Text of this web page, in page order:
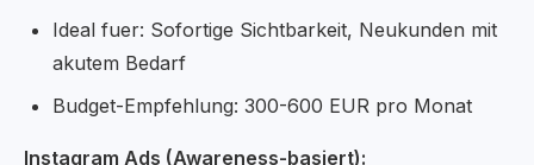
Ideal fuer: Sofortige Sichtbarkeit, Neukunden mit
akutem Bedarf
Budget-Empfehlung: 300-600 EUR pro Monat
Instagram Ads (Awareness-basiert):